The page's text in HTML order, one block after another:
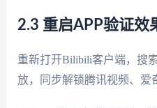
2.3 重启APP验证效
重新打开Bilibili客户端，搜
放，同步解锁腾讯视频、爱